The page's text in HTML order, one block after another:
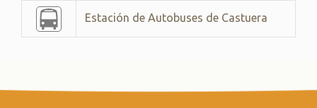
Estación de Autobuses de Castuera